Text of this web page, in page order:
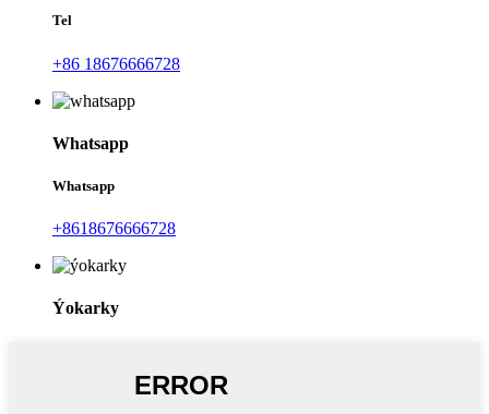
Tel
+86 18676666728
Whatsapp
Whatsapp
+8618676666728
Ýokarky